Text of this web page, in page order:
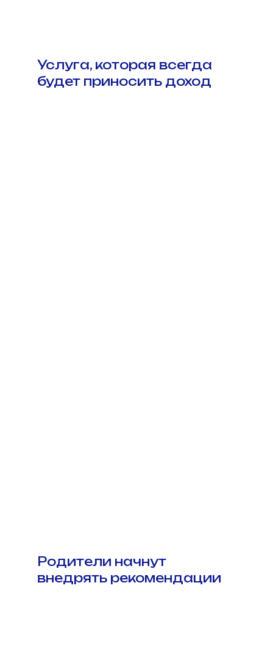
Услуга, которая всегда
будет приносить доход
Родители начнут
внедрять рекомендации